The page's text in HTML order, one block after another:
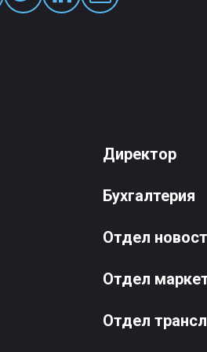
Отдел
Отдел
Отдел